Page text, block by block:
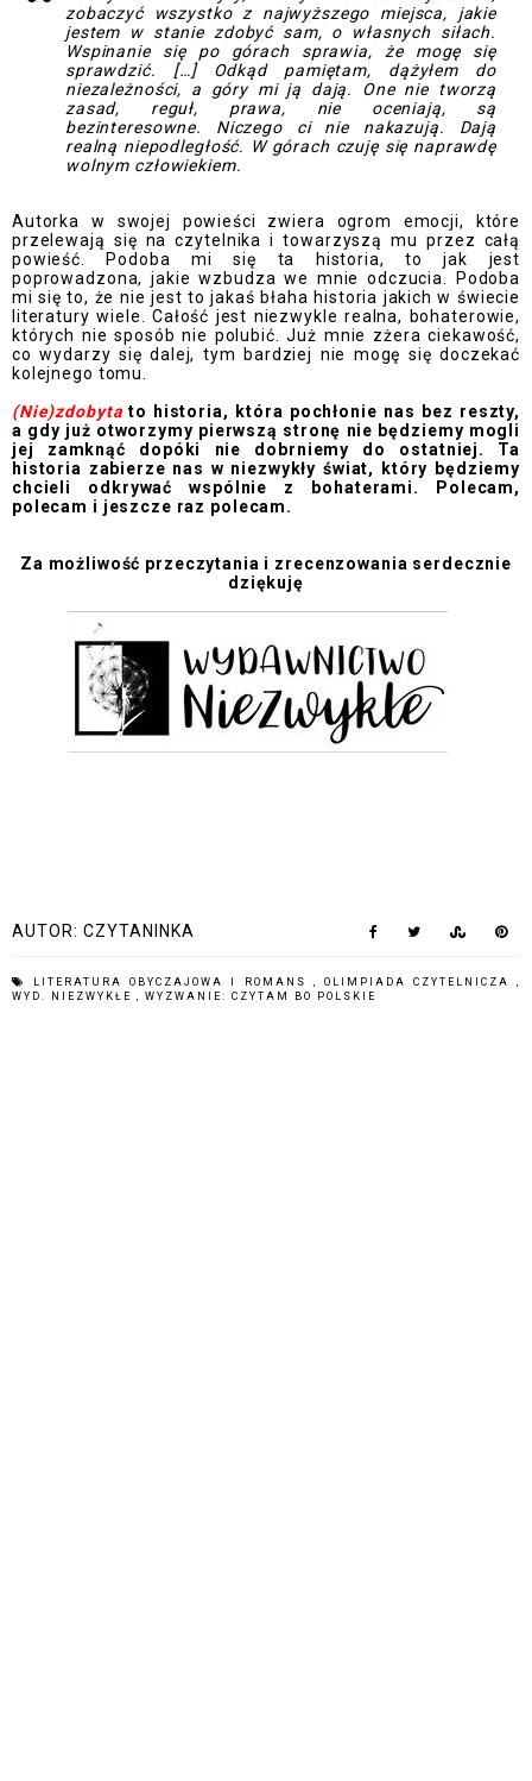
zobaczyć wszystko z najwyższego miejsca, jakie
jestem w stanie zdobyć sam, o własnych siłach.
Wspinanie się po górach sprawia, że mogę się
sprawdzić. […] Odkąd pamiętam, dążyłem do
niezależności, a góry mi ją dają. One nie tworzą
zasad, reguł, prawa, nie oceniają, są
bezinteresowne. Niczego ci nie nakazują. Dają
realną niepodległość. W górach czuję się naprawdę
wolnym człowiekiem.
Autorka w swojej powieści zwiera ogrom emocji, które
przelewają się na czytelnika i towarzyszą mu przez całą
powieść. Podoba mi się ta historia, to jak jest
poprowadzona, jakie wzbudza we mnie odczucia. Podoba
mi się to, że nie jest to jakaś błaha historia jakich w świecie
literatury wiele. Całość jest niezwykle realna, bohaterowie,
których nie sposób nie polubić. Już mnie zżera ciekawość,
co wydarzy się dalej, tym bardziej nie mogę się doczekać
kolejnego tomu.
(Nie)zdobytato historia, która pochłonie nas bez reszty,
a gdy już otworzymy pierwszą stronę nie będziemy mogli
jej zamknąć dopóki nie dobrniemy do ostatniej. Ta
historia zabierze nas w niezwykły świat, który będziemy
chcieli odkrywać wspólnie z bohaterami. Polecam,
polecam i jeszcze raz polecam.
Za możliwość przeczytania i zrecenzowania serdecznie
dziękuję
AUTOR: CZYTANINKA
LITERATURA OBYCZAJOWA I ROMANS OLIMPIADA CZYTELNICZA
WYD. NIEZWYKŁE
WYZWANIE: CZYTAM BO POLSKIE